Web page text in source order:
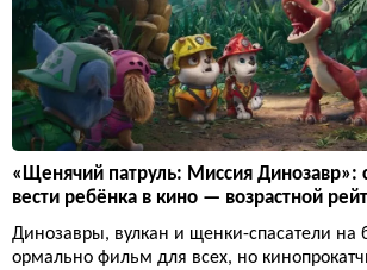
«Щенячий патруль: Миссия Динозавр»: с
вести ребёнка в кино — возрастной
Динозавры, вулкан и щенки-спасатели
ормально фильм для всех, но